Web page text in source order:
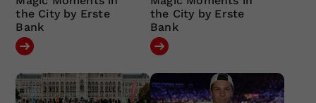
the City by Erste
Bank
the City by Erste
Bank